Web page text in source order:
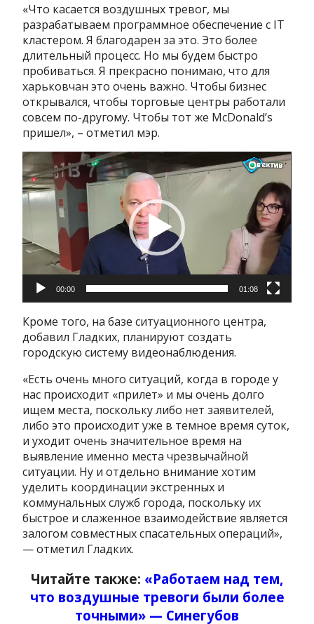
«Что касается воздушных тревог, мы
разрабатываем программное обеспечение с IT
кластером. Я благодарен за это. Это более
длительный процесс. Но мы будем быстро
пробиваться. Я прекрасно понимаю, что для
харьковчан это очень важно. Чтобы бизнес
открывался, чтобы торговые центры работали
совсем по-другому. Чтобы тот же McDonald’s
пришел», – отметил мэр.
Видеоплеер
00:00 01:08
Кроме того, на базе ситуационного центра,
добавил Гладких, планируют создать
городскую систему видеонаблюдения.
«Есть очень много ситуаций, когда в городе у
нас происходит «прилет» и мы очень долго
ищем места, поскольку либо нет заявителей,
либо это происходит уже в темное время суток,
и уходит очень значительное время на
выявление именно места чрезвычайной
ситуации. Ну и отдельно внимание хотим
уделить координации экстренных и
коммунальных служб города, поскольку их
быстрое и слаженное взаимодействие является
залогом совместных спасательных операций»,
— отметил Гладких.
Читайте также: «Работаем над тем,
что воздушные тревоги были более
точными» — Синегубов